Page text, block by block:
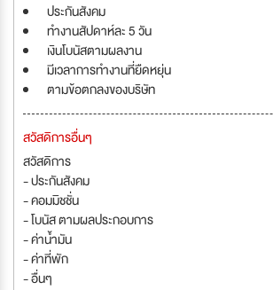
ประกันสังคม
ทำงานสัปดาห์ละ 5 วัน
เงินโบนัสตามผลงาน
มีเวลาการทำงานที่ยืดหยุ่น
ตามข้อตกลงของบริษัท
สวัสดิการอื่นๆ
สวัสดิการ
- ประกันสังคม
- คอมมิชชั่น
- โบนัส ตามผลประกอบการ
- ค่าน้ำมัน
- ค่าที่พัก
- อื่นๆ